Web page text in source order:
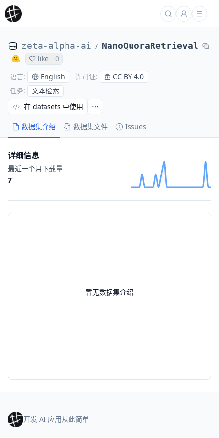
zeta-alpha-ai / NanoQuoraRetrieval
like
0
语言: English 许可证:
CC BY 4.0
任务: 文本检索
数据集介绍 数据集文件 Issues
在 datasets 中使用
暂无数据集介绍
详细信息
最近一个月下载量
7
开发 AI 应用从此简单